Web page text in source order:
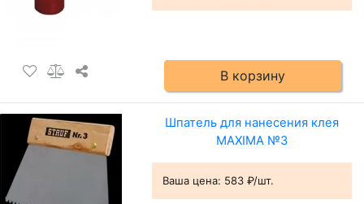
В корзину
Шпатель для нанесения клея
MAXIMA №3
Ваша цена: 583 ₽/шт.